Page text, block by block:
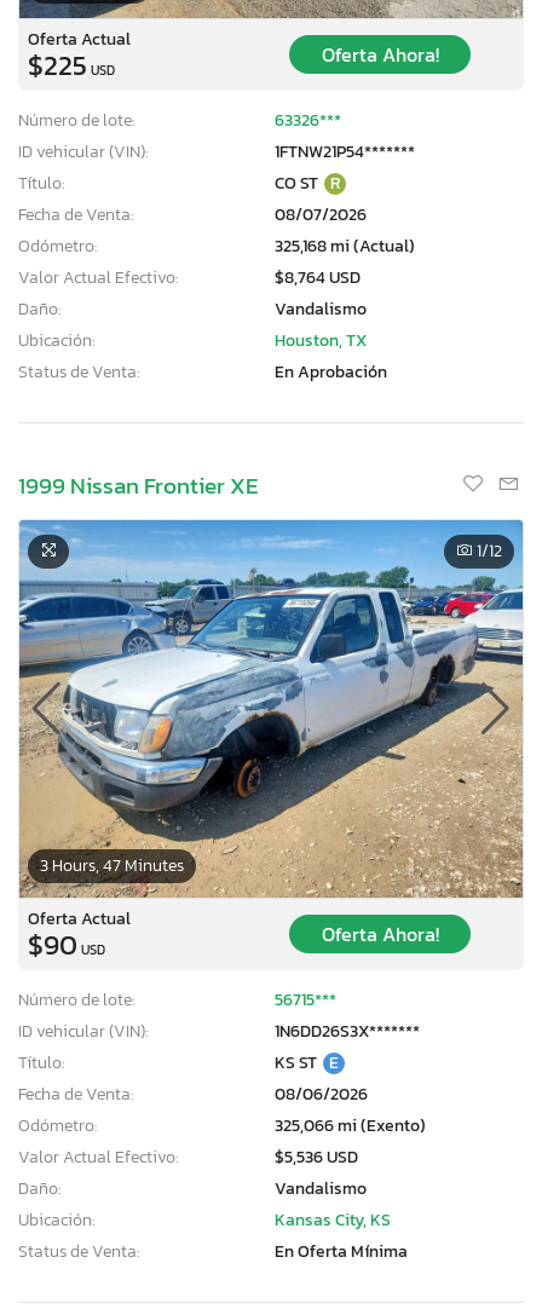
Oferta Actual
$225 USD
Oferta Ahora!
Número de lote:
63326***
ID vehicular (VIN):
1FTNW21P54*******
Título:
CO ST R
Fecha de Venta:
08/07/2026
Odómetro:
325,168 mi (Actual)
Valor Actual Efectivo:
$8,764 USD
Daño:
Vandalismo
Ubicación:
Houston, TX
Status de Venta:
En Aprobación
1999 Nissan Frontier XE
3 Hours, 47 Minutes
1/12
Oferta Actual
$90 USD
Oferta Ahora!
Número de lote:
56715***
ID vehicular (VIN):
1N6DD26S3X*******
Título:
KS ST E
Fecha de Venta:
08/06/2026
Odómetro:
325,066 mi (Exento)
Valor Actual Efectivo:
$5,536 USD
Daño:
Vandalismo
Ubicación:
Kansas City, KS
Status de Venta:
En Oferta Mínima